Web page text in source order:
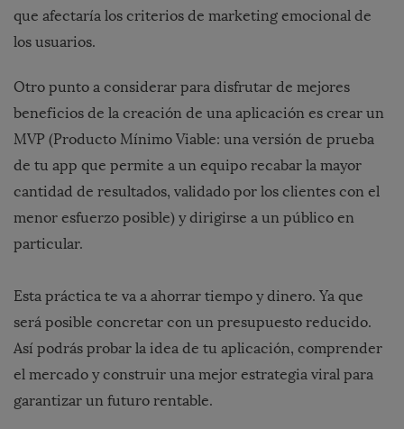
que afectaría los criterios de marketing emocional de
los usuarios.
Otro punto a considerar para disfrutar de mejores
beneficios de la creación de una aplicación es crear un
MVP (Producto Mínimo Viable: una versión de prueba
de tu app que permite a un equipo recabar la mayor
cantidad de resultados, validado por los clientes con el
menor esfuerzo posible) y dirigirse a un público en
particular.
Esta práctica te va a ahorrar tiempo y dinero. Ya que
será posible concretar con un presupuesto reducido.
Así podrás probar la idea de tu aplicación, comprender
el mercado y construir una mejor estrategia viral para
garantizar un futuro rentable.